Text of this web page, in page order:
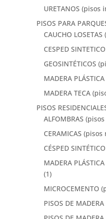
URETANOS
PISOS PARA
CAUCHO
CESPED
GEOSINTÉTICOS
MADERA
MADERA TECA
PISOS
ALFOMBRAS
CERAMICAS
CÉSPED
MADERA
(1)
MICROCEMENTO
PISOS DE